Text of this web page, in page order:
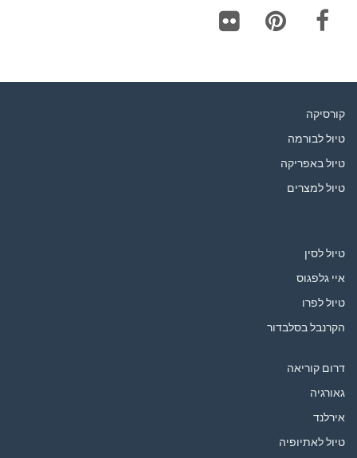
קורסיקה
טיול לבורמה
טיול באפריקה
טיול למצרים
טיול לסין
איי גלפגוס
טיול לפרו
הקרנבל בסלבדור
דרום קוריאה
גאורגיה
אירלנד
טיול לאתיופיה